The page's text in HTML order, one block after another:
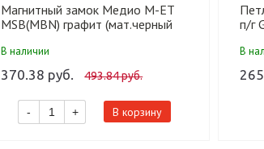
Магнитный замок Медио М-ET
MSB(MBN) графит (мат.черный
В наличии
370.38 руб. 493.84 руб.
- + В корзину
п/г
В